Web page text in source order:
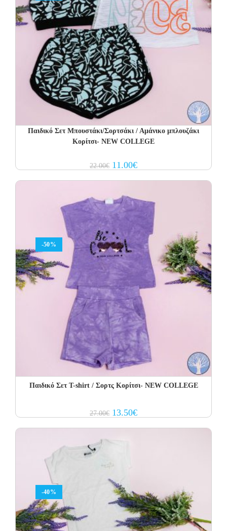
Παιδικό Σετ Μπουστάκι/Σορτσάκι / Αμάνικο μπλουζάκι
Κορίτσι- NEW COLLEGE
22.00€ Original
price
11.00€Current
price
-50%
Παιδικό Σετ T-shirt / Σορτς Κορίτσι- NEW COLLEGE
27.00€ Original
price
13.50€Current
price
-40%